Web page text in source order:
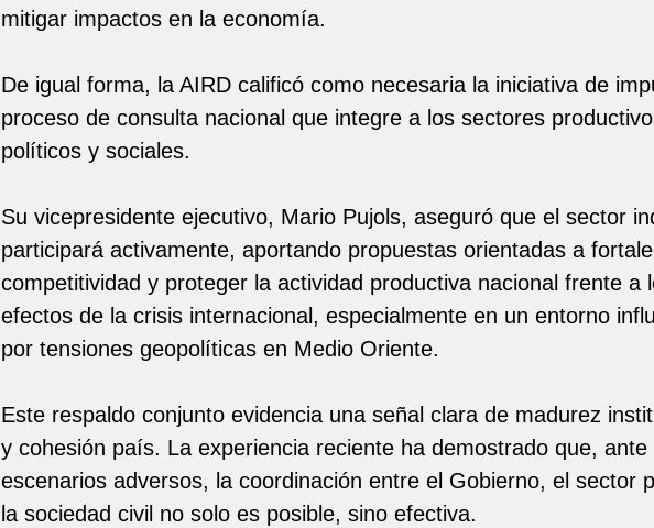
mitigar impactos en la economía.
De igual forma, la AIRD calificó como necesaria la iniciativa de
proceso de consulta nacional que integre a los sectores
políticos y sociales.
Su vicepresidente ejecutivo, Mario Pujols, aseguró que el sector
participará activamente, aportando propuestas orientadas a
competitividad y proteger la actividad productiva nacional frente a
efectos de la crisis internacional, especialmente en un entorno
por tensiones geopolíticas en Medio Oriente.
Este respaldo conjunto evidencia una señal clara de madurez
y cohesión país. La experiencia reciente ha demostrado que, ante
escenarios adversos, la coordinación entre el Gobierno, el sector
la sociedad civil no solo es posible, sino efectiva.